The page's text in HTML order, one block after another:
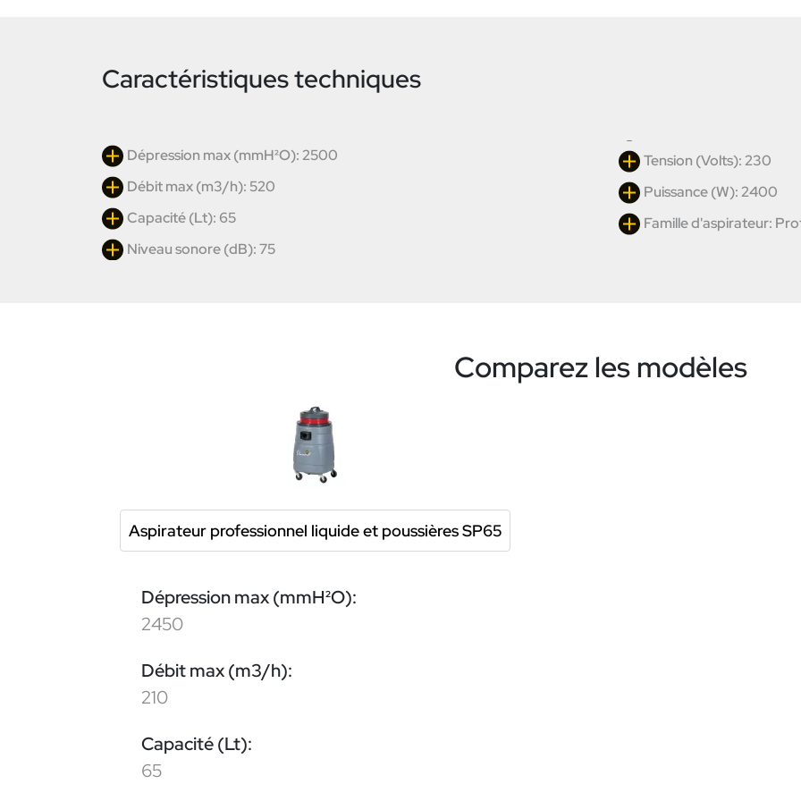
Caractéristiques techniques
Dépression max (mmH²O): 2500
Débit max (m3/h): 520
Capacité (Lt): 65
Niveau sonore (dB): 75
Tension (Volts): 230
Puissance (W): 2400
Famille d'aspirateur:
Comparez les modèles
Aspirateur professionnel liquide et poussières SP65
Dépression max (mmH²O):
2450
Débit max (m3/h):
210
Capacité (Lt):
65